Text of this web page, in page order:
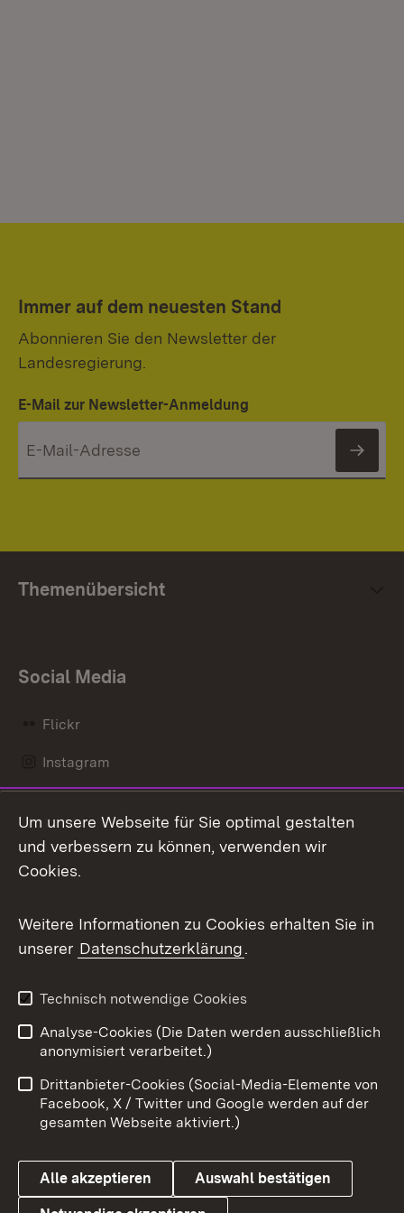
Immer auf dem neuesten Stand
Abonnieren Sie den Newsletter der
Landesregierung.
E-Mail zur Newsletter-Anmeldung
Themenübersicht
Social Media
Flickr
Instagram
Mastodon
Messenger
Social Wall
X / Twitter
Youtube
Benutzungshinweise
Barrierefreiheit
Datenschutz
Cookies
Um unsere Webseite für Sie optimal gestalten
und verbessern zu können, verwenden wir
Cookies.
Weitere Informationen zu Cookies erhalten Sie in
unserer Datenschutzerklärung.
Technisch notwendige Cookies
Analyse-Cookies (Die Daten werden ausschließlich
anonymisiert verarbeitet.)
Drittanbieter-Cookies (Social-Media-Elemente von
Facebook, X / Twitter und Google werden auf der
gesamten Webseite aktiviert.)
Alle akzeptieren Auswahl bestätigen